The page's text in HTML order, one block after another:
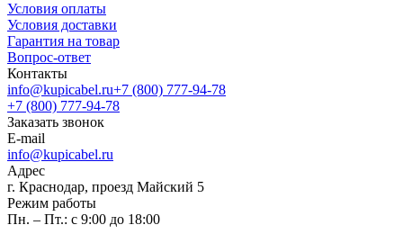
Условия оплаты
Условия доставки
Гарантия на товар
Вопрос-ответ
Контакты
info@kupicabel.ru+7 (800) 777-94-78
+7 (800) 777-94-78
Заказать звонок
E-mail
info@kupicabel.ru
Адрес
г. Краснодар, проезд Майский 5
Режим работы
Пн. – Пт.: с 9:00 до 18:00